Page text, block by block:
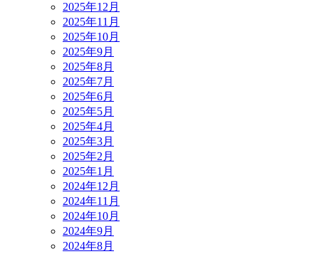
2025年12月
2025年11月
2025年10月
2025年9月
2025年8月
2025年7月
2025年6月
2025年5月
2025年4月
2025年3月
2025年2月
2025年1月
2024年12月
2024年11月
2024年10月
2024年9月
2024年8月